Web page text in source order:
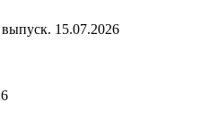
15.07.2026